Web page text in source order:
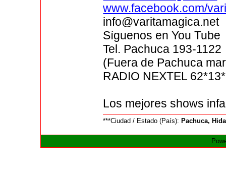
www.facebook.com/
info@varitamagica.net
Síguenos en You Tube
Tel. Pachuca 193-1122
(Fuera de Pachuca
RADIO NEXTEL
Los mejores shows
***Ciudad / Estado (País): Pachuca,